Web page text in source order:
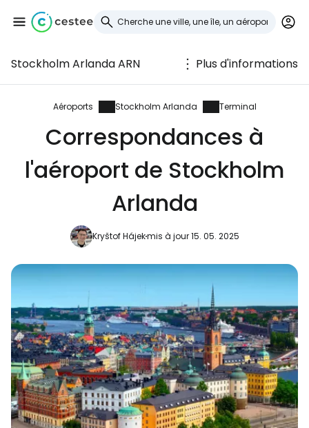
Stockholm Arlanda ARN Plus d'informations
Aéroports Stockholm Arlanda Terminal
Correspondances à
l'aéroport de Stockholm
Arlanda
Kryštof Hájekmis à jour 15. 05. 2025
Se connecter à
Cestee
... la communauté mondiale des voyageurs
Continuer avec Facebook
Poursuivre avec le courrier
électronique